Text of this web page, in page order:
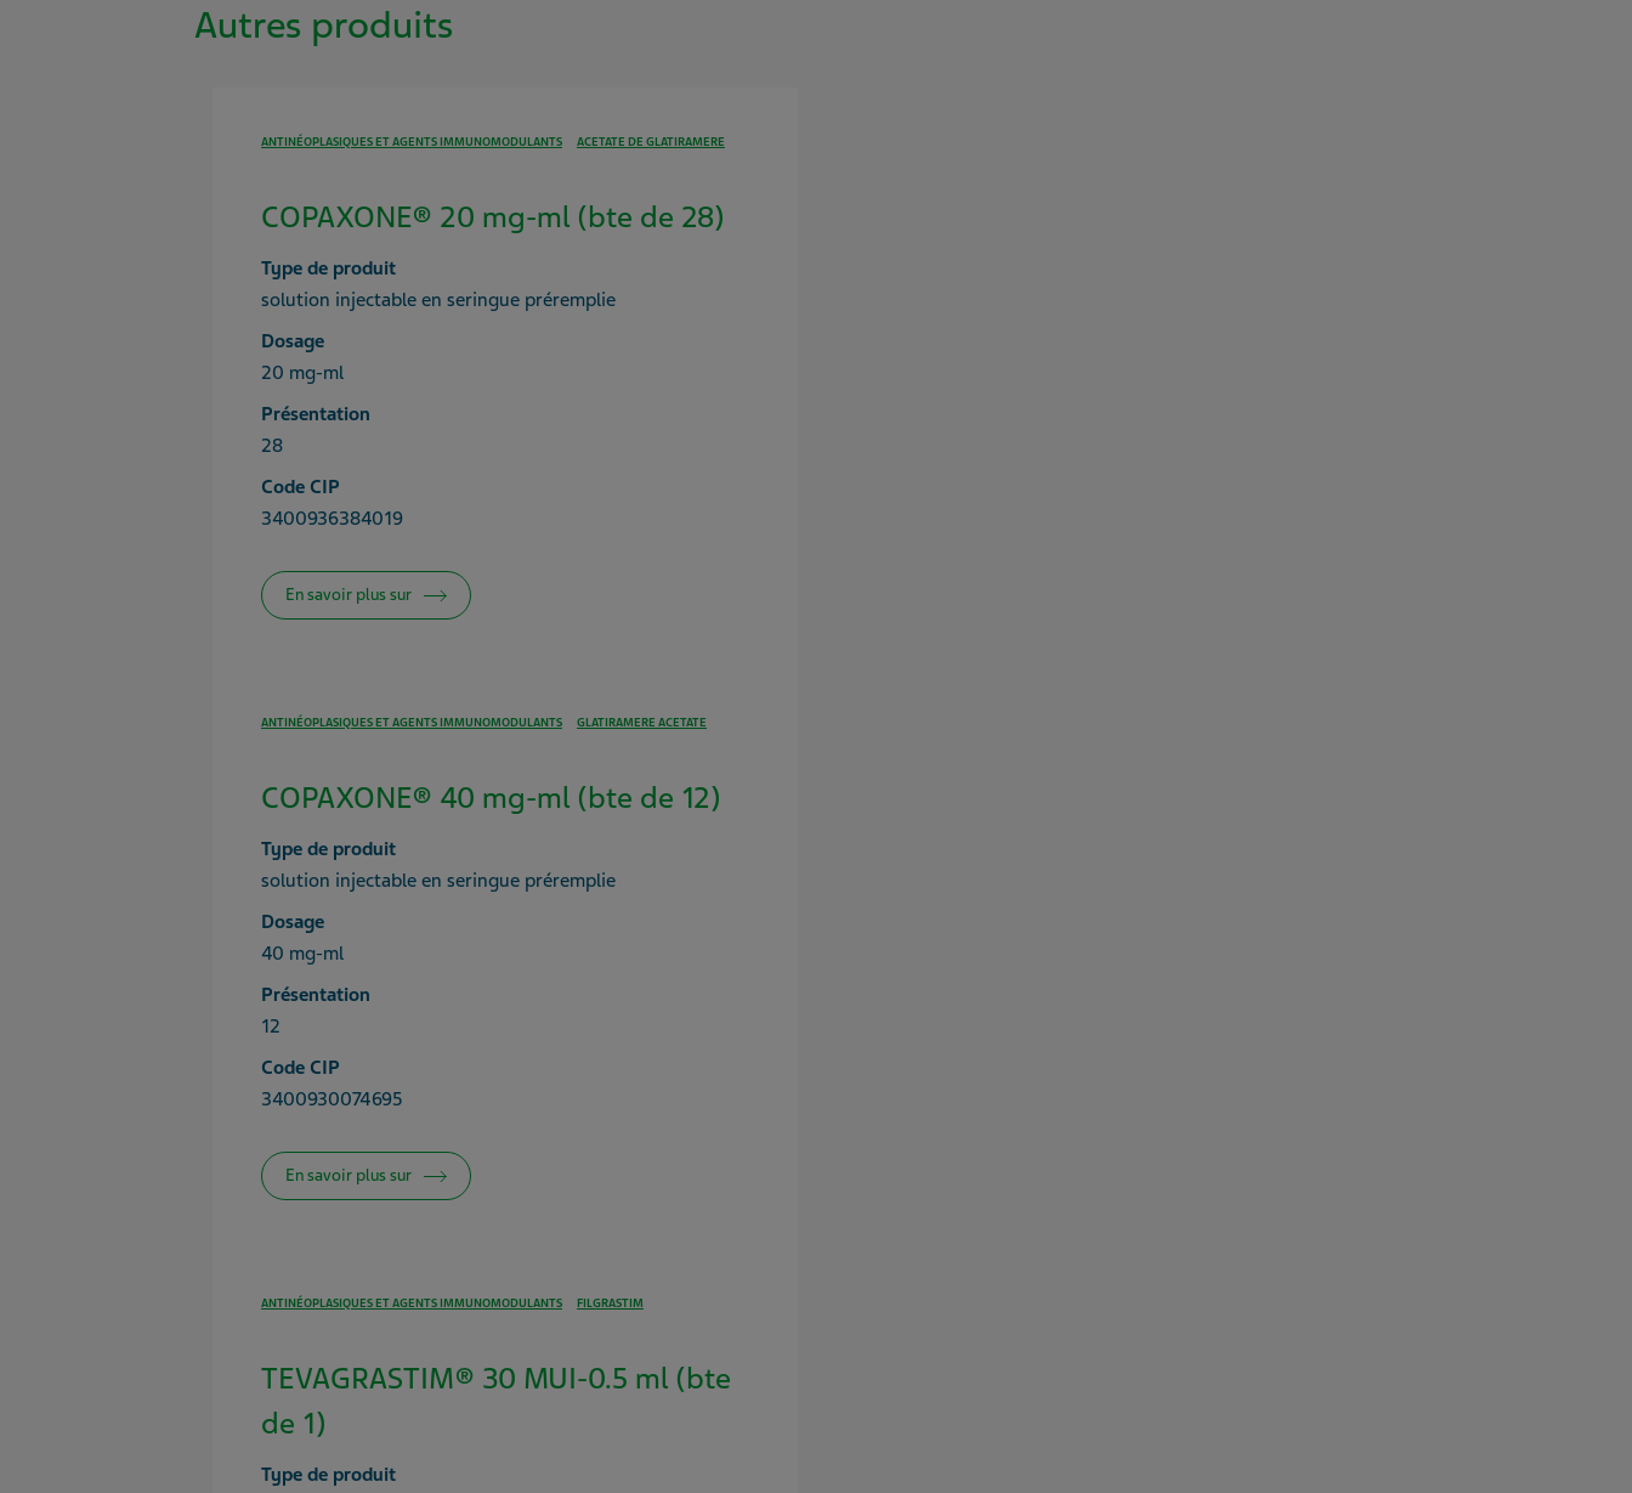
Autres produits
ANTINÉOPLASIQUES ET AGENTS IMMUNOMODULANTS ACETATE DE GLATIRAMERE
COPAXONE® 20 mg-ml (bte de 28)
Type de produit
solution injectable en seringue préremplie
Dosage
20 mg-ml
Présentation
28
Code CIP
3400936384019
En savoir plus sur
ANTINÉOPLASIQUES ET AGENTS IMMUNOMODULANTS GLATIRAMERE ACETATE
COPAXONE® 40 mg-ml (bte de 12)
Type de produit
solution injectable en seringue préremplie
Dosage
40 mg-ml
Présentation
12
Code CIP
3400930074695
En savoir plus sur
ANTINÉOPLASIQUES ET AGENTS IMMUNOMODULANTS FILGRASTIM
TEVAGRASTIM® 30 MUI-0.5 ml (bte
de 1)
Type de produit